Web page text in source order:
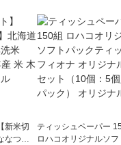
新米切
なつぼ
ティッシュペーパー
ロハコオリジナルソフ